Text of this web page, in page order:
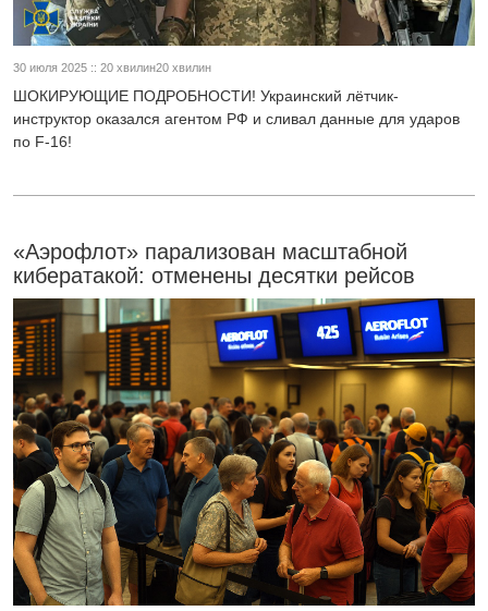
30 июля 2025 :: 20 хвилин20 хвилин
ШОКИРУЮЩИЕ ПОДРОБНОСТИ! Украинский лётчик-
инструктор оказался агентом РФ и сливал данные для ударов
по F-16!
«Аэрофлот» парализован масштабной
кибератакой: отменены десятки рейсов